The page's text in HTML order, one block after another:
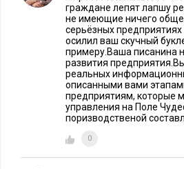
граждане лепят лапшу
не имеющие ничего
серьёзных
осилил ваш скучный
примеру.Ваша писанина
развития
реальных
описанными вами
предприятиям, которые
управления на Поле
поризводственой
0